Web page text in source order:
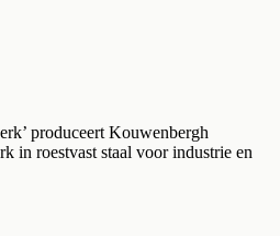
produceert Kouwenbergh
in roestvast staal voor industrie en